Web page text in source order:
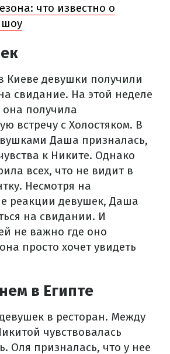
что известно о
шоу
Киеве девушки получили
свидание. На этой неделе
она получила
встречу с Холостяком. В
Даша призналась,
к Никите. Однако
всех, что не видит в
Несмотря на
реакции девушек, Даша
на свидании. И
не важно где оно
просто хочет увидеть
в Египте
в ресторан. Между
чувствовалась
Оля призналась, что у нее